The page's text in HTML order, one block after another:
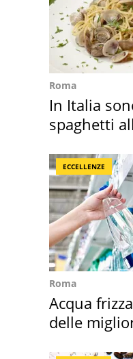
Roma
In Italia
spaghetti
ECCELLENZE
Roma
Acqua
delle